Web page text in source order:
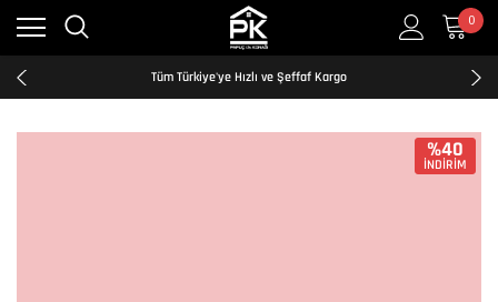
0
Kredi Kartına Taksit İmkanı
2500₺ ve Üzeri Ücretsiz Kargo
Tüm Türkiye'ye Hızlı ve Şeffaf Kargo
Kredi Kartına Taksit İmkanı
%40
İNDİRİM